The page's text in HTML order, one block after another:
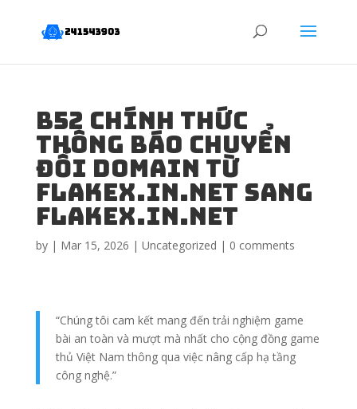
B52 chính thức
thông báo chuyển
đổi domain từ
flakex.in.net sang
flakex.in.net
by | Mar 15, 2026 | Uncategorized | 0 comments
“Chúng tôi cam kết mang đến trải nghiệm game
bài an toàn và mượt mà nhất cho cộng đồng game
thủ Việt Nam thông qua việc nâng cấp hạ tầng
công nghệ.”